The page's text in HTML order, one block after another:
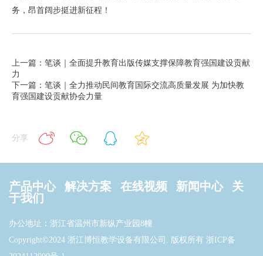
务，昂首阔步挺进新征程！
上一篇：笔谈｜全面提升教育出版传媒支撑保障教育强国建设贡献
力
下一篇：笔谈｜全力推动民间教育国际交流高质量发展 为加快教
育强国建设贡献协会力量
分享
产品中心 解决方案 在线视频 新闻中心
关
于我们
办公地址：浙江省温州市新纵产业园8幢
Copyright©2024 浙江博恒教学设备有限公司. 版权所有 浙ICP备